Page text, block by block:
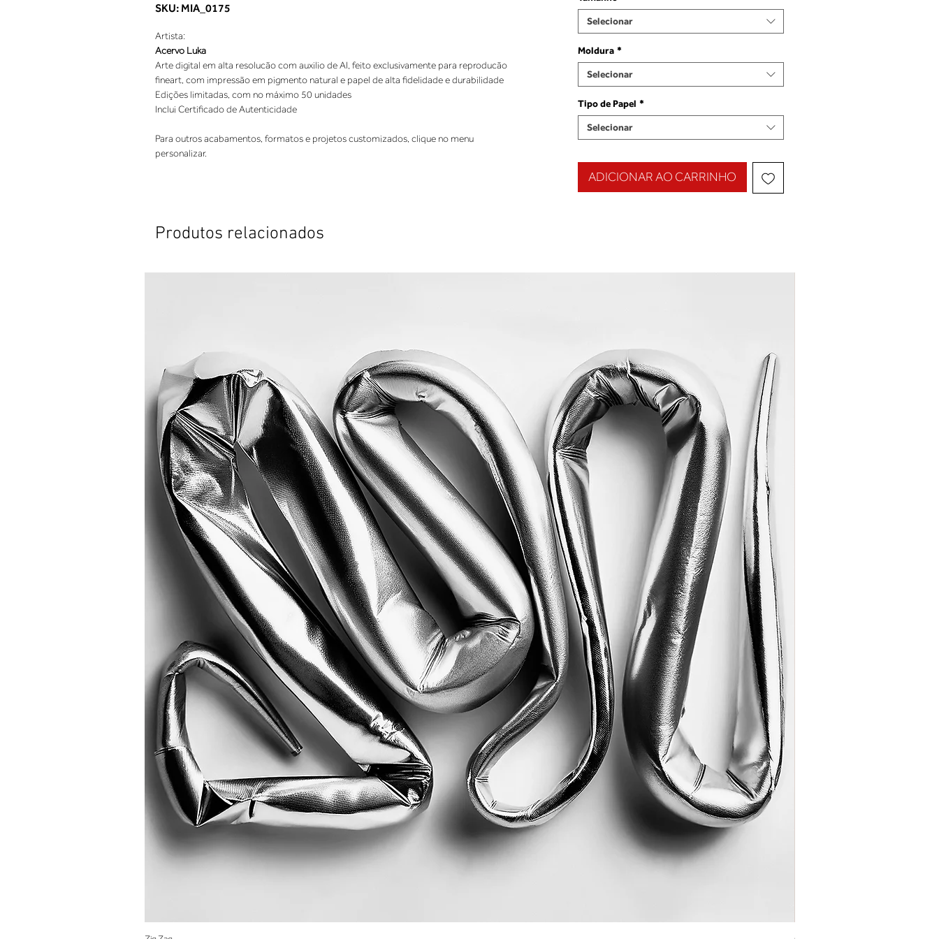
SKU: MIA_0175
Artista:
Acervo Luka
Arte digital em alta resolucão com auxilio de AI, feito exclusivamente para reproducão
fineart, com impressão em pigmento natural e papel de alta fidelidade e durabilidade
Edições limitadas, com no máximo 50 unidades
Inclui Certificado de Autenticidade
Para outros acabamentos, formatos e projetos customizados, clique no menu
personalizar.
Selecionar
Moldura *
Selecionar
Tipo de Papel *
Selecionar
ADICIONAR AO CARRINHO
Produtos relacionados